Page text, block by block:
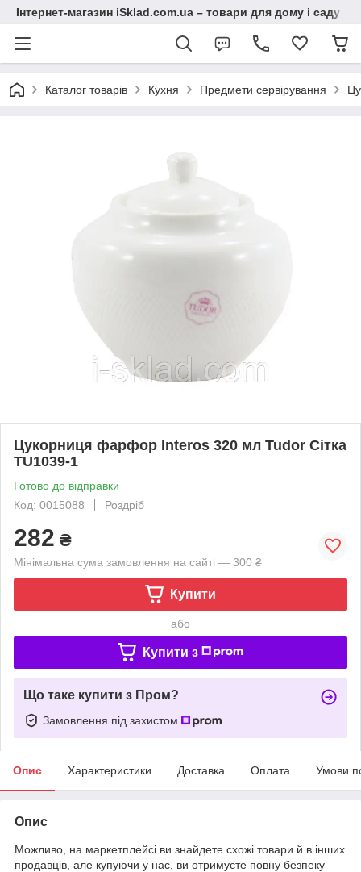
Інтернет-магазин iSklad.com.ua – товари для дому і саду
Каталог товарів Кухня Предмети сервірування
Цукорниця фарфор Interos 320 мл Tudor Сітка
TU1039-1
Готово до відправки
Код: 0015088
Роздріб
282 ₴
Мінімальна сума замовлення на сайті — 300 ₴
Купити
або
Купити з
Що таке купити з Пром?
Замовлення під захистом
Опис Характеристики Доставка Оплата Умови
Опис
Можливо, на маркетплейсі ви знайдете схожі товари й в інших
продавців, але купуючи у нас, ви отримуєте повну безпеку